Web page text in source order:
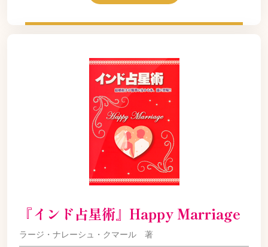
『インド占星術』Happy Marriage
ラージ・ナレーシュ・クマール 著